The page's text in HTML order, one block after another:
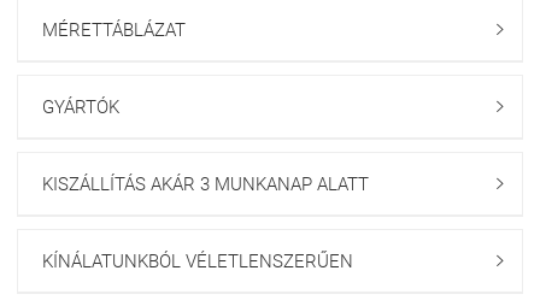
MÉRETTÁBLÁZAT 
GYÁRTÓK 
KISZÁLLÍTÁS AKÁR 3 MUNKANAP ALATT 
KÍNÁLATUNKBÓL VÉLETLENSZERŰEN 